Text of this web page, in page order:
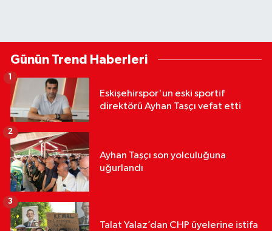
Günün Trend Haberleri
Eskişehirspor'un eski sportif
direktörü Ayhan Taşçı vefat etti
Ayhan Taşçı son yolculuğuna
uğurlandı
2
Talat Yalaz’dan CHP üyelerine istifa
3